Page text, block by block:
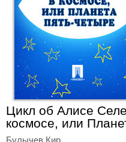
Цикл об Алисе
космосе, или